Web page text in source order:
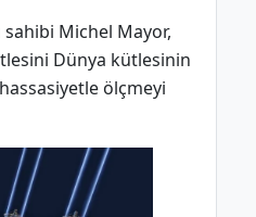
sahibi Michel Mayor,
Dünya kütlesinin
ölçmeyi